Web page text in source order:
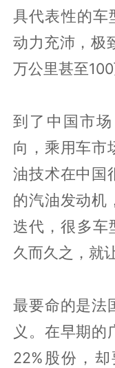
具代表性的车
动力充沛，极
万公里甚至
到了中国市
向，乘用车市
油技术在中国
的汽油发动机
迭代，很多车
久而久之，就
最要命的是法
义。在早期的
22%股份，